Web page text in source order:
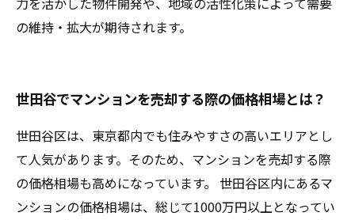
の維持・拡大が期待されます。
世田谷でマンションを売却する際の価格相場とは？
世田谷区は、東京都内でも住みやすさの高いエリアとし
て人気があります。そのため、マンションを売却する際
の価格相場も高めになっています。 世田谷区内にあるマ
ンションの価格相場は、総じて1000万円以上となってい